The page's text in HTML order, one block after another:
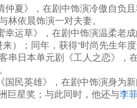
夏》，在剧中饰演冷傲自负
林依晨饰演一对夫妻。
运草》，在剧中饰演温柔老
；同年，获得“时尚先生年度
串日本单元剧《工人之恋》
民英雄》，在剧中饰演身为
巨星奖；与此同时，他还与李